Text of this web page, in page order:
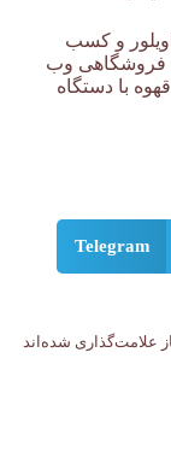
و کسب
فروشگاهی وب
با دستگاه
Telegram
علامت‌گذاری شده‌اند